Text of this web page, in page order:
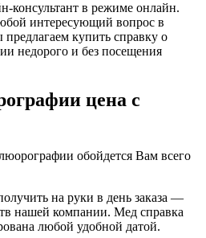
консультант в режиме онлайн.
интересующий вопрос в
купить справку о
недорого и без посещения
цена с
обойдется Вам всего
на руки в день заказа —
нашей компании. Мед справка
любой удобной датой.